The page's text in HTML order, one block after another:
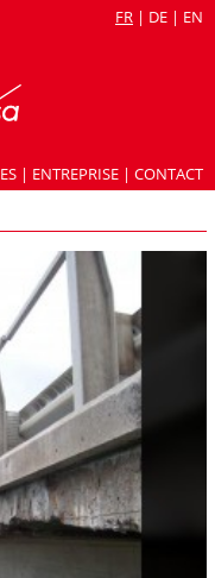
FR | DE | EN
| ENTREPRISE | CONTACT